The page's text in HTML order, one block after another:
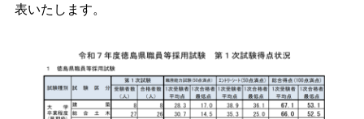
表いたします。